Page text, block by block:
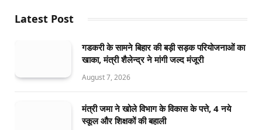
Latest Post
गडकरी के सामने बिहार की बड़ी सड़क परियोजनाओं का
खाका, मंत्री शैलेन्द्र ने मांगी जल्द मंजूरी
August 7, 2026
मंत्री जमा ने खोले विभाग के विकास के पत्ते, 4 नये
स्कूल और शिक्षकों की बहाली